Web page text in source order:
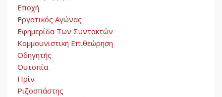
Εποχή
Εργατικός Αγώνας
Εφημερίδα Των Συντακτών
Κομμουνιστική Επιθεώρηση
Οδηγητής
Ουτοπία
Πρίν
Ριζοσπάστης